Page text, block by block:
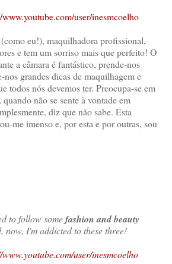
www.youtube.com/user/inesmcoelho
eu!), maquilhadora profissional,
e tem um sorriso mais que perfeito! O
a câmara é fantástico, prende-nos
nos grandes dicas de maquilhagem e
todos nós devemos ter. Preocupa-se em
não se sente à vontade em
diz que não sabe. Esta
me imenso e, por esta e por outras, sou
to follow somefashion and beauty
now, I'm addicted to these three!
user/inesmcoelho